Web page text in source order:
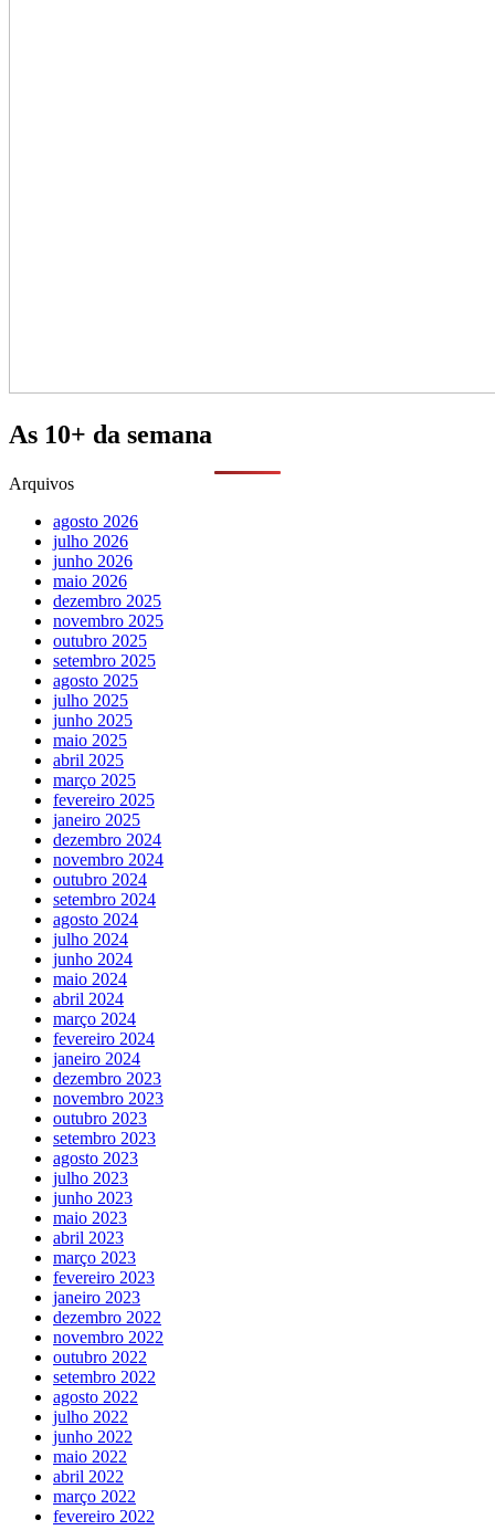
As 10+ da semana
Arquivos
agosto 2026
julho 2026
junho 2026
maio 2026
dezembro 2025
novembro 2025
outubro 2025
setembro 2025
agosto 2025
julho 2025
junho 2025
maio 2025
abril 2025
março 2025
fevereiro 2025
janeiro 2025
dezembro 2024
novembro 2024
outubro 2024
setembro 2024
agosto 2024
julho 2024
junho 2024
maio 2024
abril 2024
março 2024
fevereiro 2024
janeiro 2024
dezembro 2023
novembro 2023
outubro 2023
setembro 2023
agosto 2023
julho 2023
junho 2023
maio 2023
abril 2023
março 2023
fevereiro 2023
janeiro 2023
dezembro 2022
novembro 2022
outubro 2022
setembro 2022
agosto 2022
julho 2022
junho 2022
maio 2022
abril 2022
março 2022
fevereiro 2022